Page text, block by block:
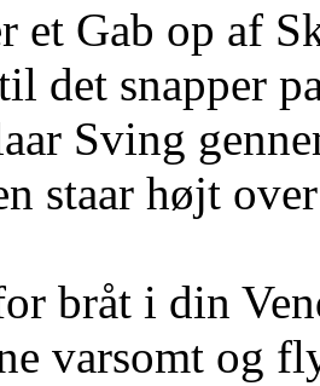
et Gab op af
det snapper
Sving
staar højt
bråt i din
varsomt og